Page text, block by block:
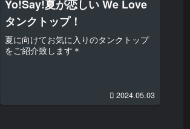
Yo!Say!夏が恋しい We Love
タンクトップ！
夏に向けてお気に入りのタンクトップ
をご紹介致します＊
2024.05.03